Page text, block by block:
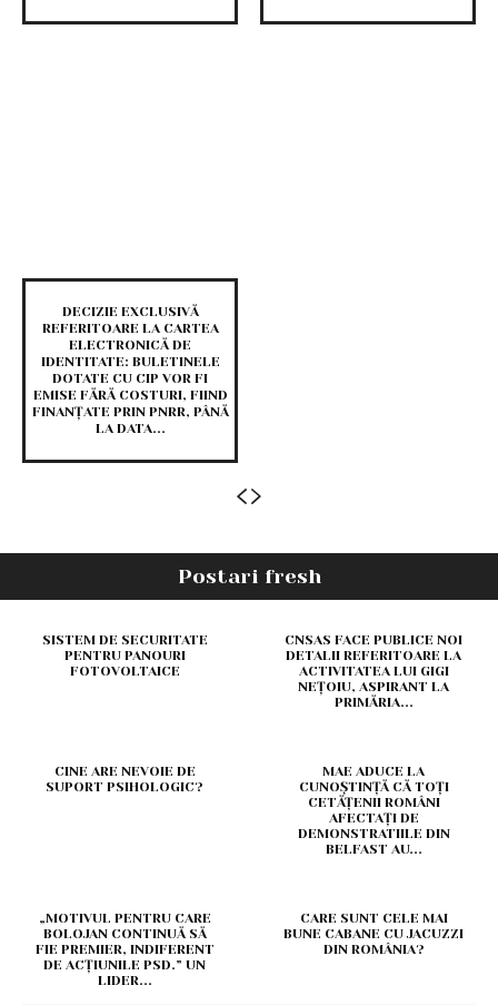
DECIZIE EXCLUSIVĂ
REFERITOARE LA CARTEA
ELECTRONICĂ DE
IDENTITATE: BULETINELE
DOTATE CU CIP VOR FI
EMISE FĂRĂ COSTURI, FIIND
FINANȚATE PRIN PNRR, PÂNĂ
LA DATA...
Postari fresh
SISTEM DE SECURITATE
PENTRU PANOURI
FOTOVOLTAICE
CNSAS FACE PUBLICE NOI
DETALII REFERITOARE LA
ACTIVITATEA LUI GIGI
NEȚOIU, ASPIRANT LA
PRIMĂRIA...
CINE ARE NEVOIE DE
SUPORT PSIHOLOGIC?
MAE ADUCE LA
CUNOȘTINȚĂ CĂ TOȚI
CETĂȚENII ROMÂNI
AFECTAȚI DE
DEMONSTRATIILE DIN
BELFAST AU...
„MOTIVUL PENTRU CARE
BOLOJAN CONTINUĂ SĂ
FIE PREMIER, INDIFERENT
DE ACȚIUNILE PSD.” UN
LIDER...
CARE SUNT CELE MAI
BUNE CABANE CU JACUZZI
DIN ROMÂNIA?